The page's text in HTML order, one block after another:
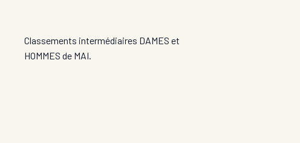
Classements intermédiaires DAMES et
HOMMES de MAI.